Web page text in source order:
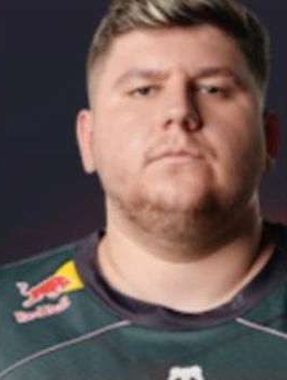
고 CS2 스킨을 즐기는 법까지 한 번